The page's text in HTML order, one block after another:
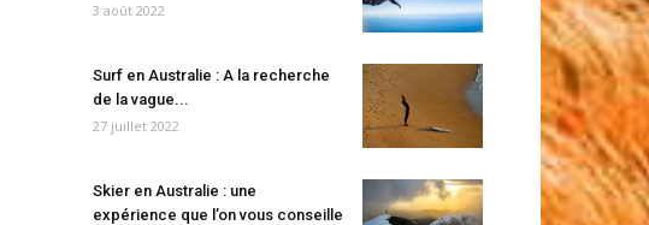
3 août 2022
Surf en Australie : A la recherche
de la vague...
27 juillet 2022
Skier en Australie : une
expérience que l’on vous conseille